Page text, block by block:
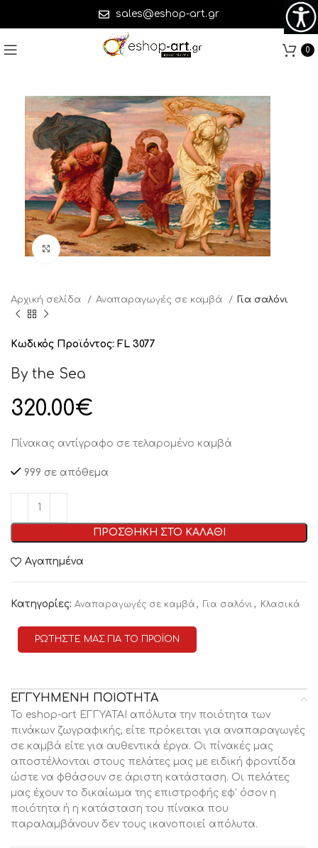
sales@eshop-art.gr
0
Click to enlarge
Αρχική σελίδα Αναπαραγωγές σε καμβά Για σαλόνι
Κωδικός Προϊόντος: FL 3077
By the Sea
320.00€
Πίνακας αντίγραφο σε τελαρομένο καμβά
999 σε απόθεμα
ΠΡΟΣΘΗΚΗ ΣΤΟ ΚΑΛΑΘΙ
Αγαπημένα
Κατηγορίες: Αναπαραγωγές σε καμβά , Για σαλόνι , Κλασικά
ΡΩΤΗΣΤΕ ΜΑΣ ΓΙΑ ΤΟ ΠΡΟΪΟΝ
ΕΓΓΥΗΜΕΝΗ ΠΟΙΟΤΗΤΑ
Το eshop-art ΕΓΓΥΑΤΑΙ απόλυτα την ποιότητα των
πινάκων ζωγραφικής, είτε πρόκειται για αναπαραγωγές
σε καμβά είτε για αυθεντικά έργα. Οι πίνακές μας
αποστέλλονται στους πελάτες μας με ειδική φροντίδα
ώστε να φθάσουν σε άριστη κατάσταση. Οι πελάτες
μας έχουν το δικαίωμα της επιστροφής εφ’ όσον η
ποιότητα ή η κατάσταση του πίνακα που
παραλαμβάνουν δεν τους ικανοποιεί απόλυτα.